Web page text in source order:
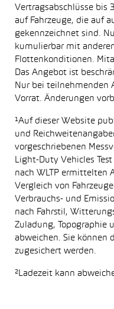
Vertragsabschlüsse bis
auf Fahrzeuge, die auf
gekennzeichnet sind.
kumulierbar mit
Flottenkonditionen.
Das Angebot ist
Nur bei teilnehmenden
Vorrat. Änderungen
¹Auf dieser Website
und
vorgeschriebenen
Light-Duty Vehicles
nach WLTP ermittelten
Vergleich von
Verbrauchs- und
nach Fahrstil,
Zuladung, Topographie
abweichen. Sie können
zugesichert werden.
²Ladezeit kann